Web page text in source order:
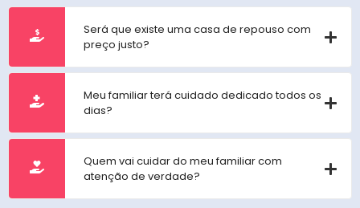
Será que existe uma casa de repouso com
preço justo?
Meu familiar terá cuidado dedicado todos os
dias?
Quem vai cuidar do meu familiar com
atenção de verdade?